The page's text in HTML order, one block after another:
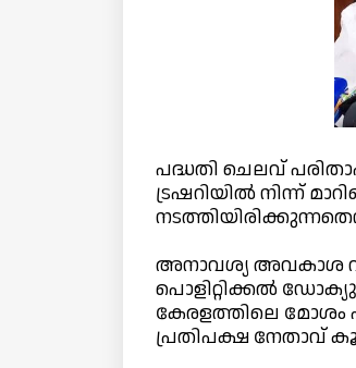
പദ്ധതി ചെലവ്
ട്രഷറിയിൽ നിന്ന്
അനാവശ്യ അവകാശ
പൊളിറ്റിക്കൽ
കേരളത്തിലെ മോശം
പ്രതിപക്ഷ നേതാവ്